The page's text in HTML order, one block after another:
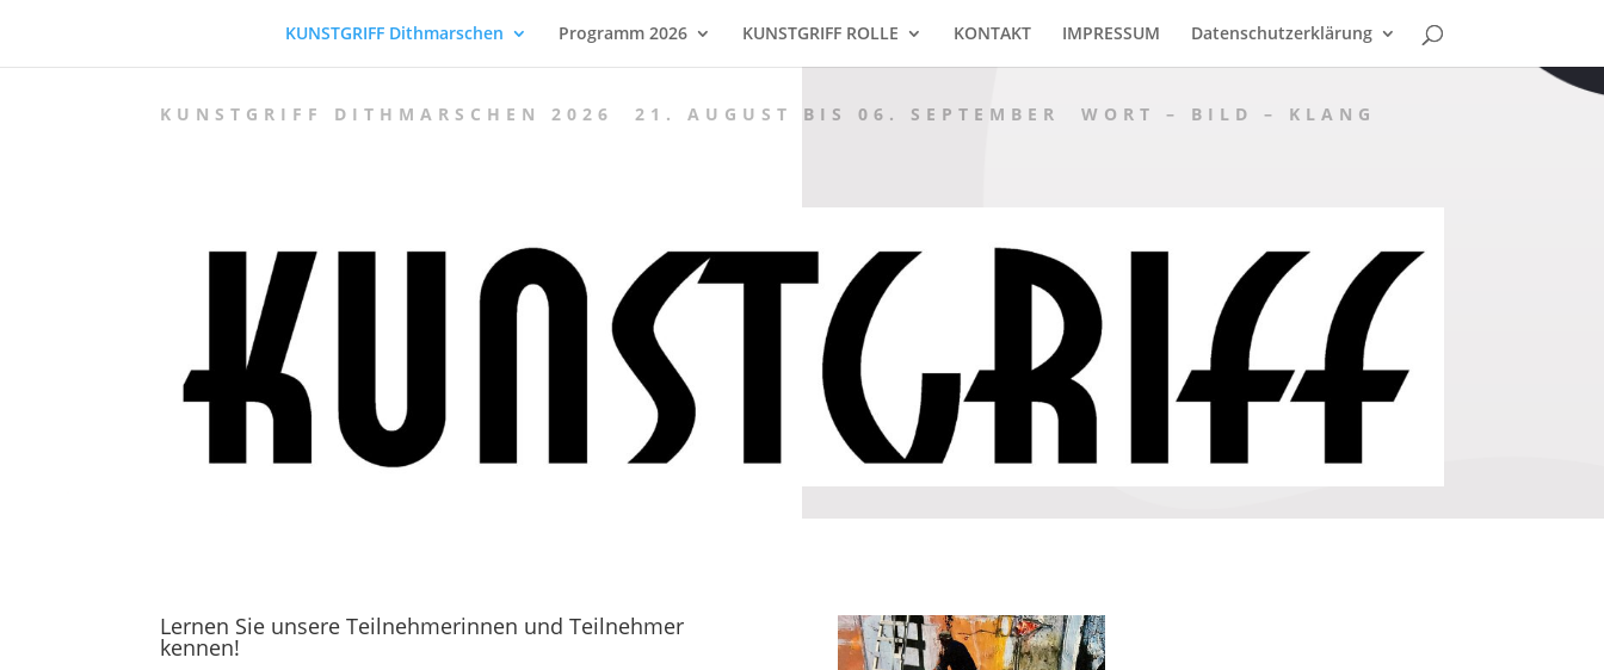
KUNSTGRIFF Dithmarschen Programm 2026 KUNSTGRIFF ROLLE KONTAKT IMPRESSUM Datenschutzerklärung
KUNSTGRIFF DITHMARSCHEN 2026 21. AUGUST BIS 06. SEPTEMBER WORT – BILD – KLANG
Lernen Sie unsere Teilnehmerinnen und Teilnehmer
kennen!